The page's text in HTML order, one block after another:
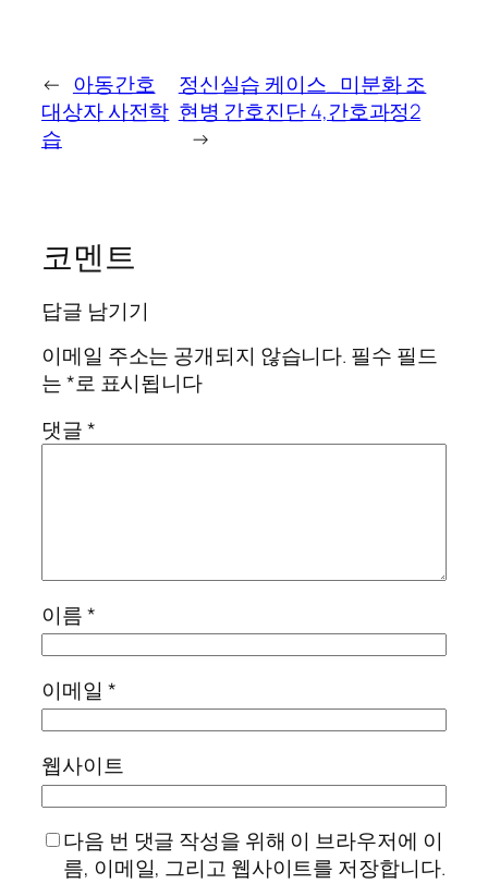
← 아동간호
대상자 사전학
습
정신실습 케이스_미분화 조
현병 간호진단 4,간호과정2
→
코멘트
답글 남기기
이메일 주소는 공개되지 않습니다. 필수 필드
는*로 표시됩니다
댓글*
이름*
이메일 *
웹사이트
다음 번 댓글 작성을 위해 이 브라우저에 이
름, 이메일, 그리고 웹사이트를 저장합니다.